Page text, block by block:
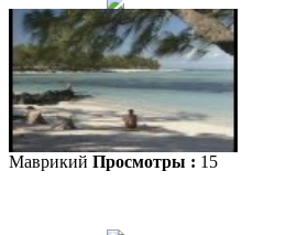
Маврикий Просмотры : 15